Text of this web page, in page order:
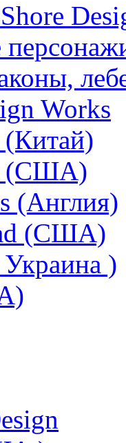
Works
(США)
(Англия)
(США)
)